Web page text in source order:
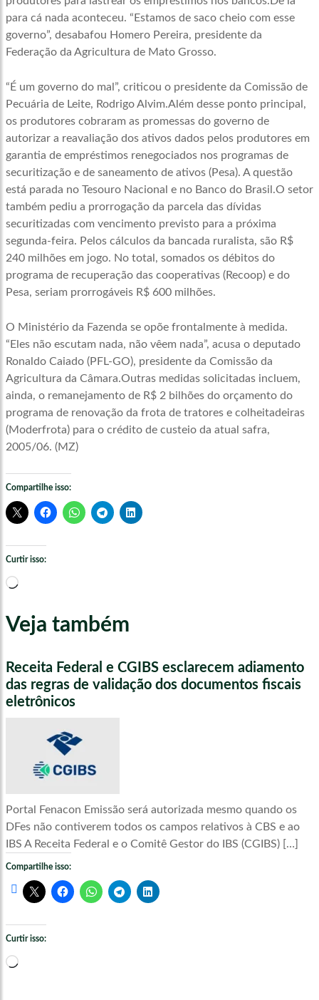
para cá nada aconteceu. “Estamos de saco cheio com esse
governo”, desabafou Homero Pereira, presidente da
Federação da Agricultura de Mato Grosso.
“É um governo do mal”, criticou o presidente da Comissão de
Pecuária de Leite, Rodrigo Alvim.Além desse ponto principal,
os produtores cobraram as promessas do governo de
autorizar a reavaliação dos ativos dados pelos produtores em
garantia de empréstimos renegociados nos programas de
securitização e de saneamento de ativos (Pesa). A questão
está parada no Tesouro Nacional e no Banco do Brasil.O setor
também pediu a prorrogação da parcela das dívidas
securitizadas com vencimento previsto para a próxima
segunda-feira. Pelos cálculos da bancada ruralista, são R$
240 milhões em jogo. No total, somados os débitos do
programa de recuperação das cooperativas (Recoop) e do
Pesa, seriam prorrogáveis R$ 600 milhões.
O Ministério da Fazenda se opõe frontalmente à medida.
“Eles não escutam nada, não vêem nada”, acusa o deputado
Ronaldo Caiado (PFL-GO), presidente da Comissão da
Agricultura da Câmara.Outras medidas solicitadas incluem,
ainda, o remanejamento de R$ 2 bilhões do orçamento do
programa de renovação da frota de tratores e colheitadeiras
(Moderfrota) para o crédito de custeio da atual safra,
2005/06. (MZ)
Compartilhe isso:
Curtir isso:
Carregando...
Veja também
Receita Federal e CGIBS esclarecem adiamento
das regras de validação dos documentos fiscais
eletrônicos
Portal Fenacon Emissão será autorizada mesmo quando os
DFes não contiverem todos os campos relativos à CBS e ao
IBS A Receita Federal e o Comitê Gestor do IBS (CGIBS) […]
Compartilhe isso:
Curtir isso:
Carregando...